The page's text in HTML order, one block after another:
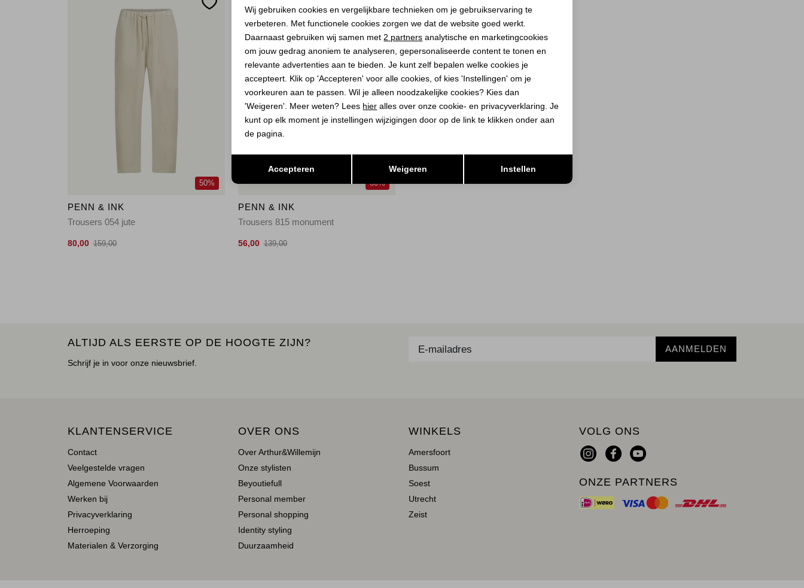
50%
PENN & INK
Trousers 054 jute
80,00 159,00
60%
PENN & INK
Trousers 815 monument
56,00 139,00
ALTIJD ALS EERSTE OP DE HOOGTE ZIJN?
Schrijf je in voor onze nieuwsbrief.
AANMELDEN
KLANTENSERVICE
Contact
Veelgestelde vragen
Algemene Voorwaarden
Werken bij
Privacyverklaring
Herroeping
Materialen & Verzorging
OVER ONS
Over Arthur&Willemijn
Onze stylisten
Beyoutiefull
Personal member
Personal shopping
Identity styling
Duurzaamheid
WINKELS
Amersfoort
Bussum
Soest
Utrecht
Zeist
VOLG ONS
ONZE PARTNERS
Analytische cookies Marketing cookies
Wij gebruiken cookies en vergelijkbare technieken om je gebruikservaring te
verbeteren. Met functionele cookies zorgen we dat de website goed werkt.
Daarnaast gebruiken wij samen met 2 partners analytische en marketingcookies
om jouw gedrag anoniem te analyseren, gepersonaliseerde content te tonen en
relevante advertenties aan te bieden. Je kunt zelf bepalen welke cookies je
accepteert. Klik op 'Accepteren' voor alle cookies, of kies 'Instellingen' om je
voorkeuren aan te passen. Wil je alleen noodzakelijke cookies? Kies dan
'Weigeren'. Meer weten? Lees hier alles over onze cookie- en privacyverklaring. Je
kunt op elk moment je instellingen wijzigingen door op de link te klikken onder aan
de pagina.
Accepteren Weigeren Instellen